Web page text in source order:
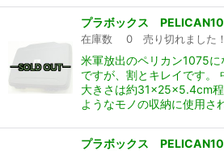
プラボックス
在庫数 0 売り切れました
米軍放出のペリカン1075
ですが、割とキレイです。
大きさは約31×25×5.4cm
ようなモノの収納に使用さ
プラボックス